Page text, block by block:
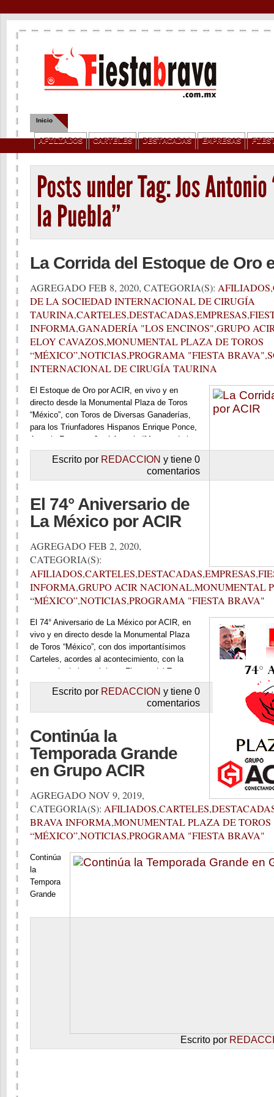
Inicio
AFILIADOS CARTELES DESTACADAS EMPRESAS
La Corrida del Estoque de Oro
AGREGADO FEB 8, 2020, CATEGORIA(S): AFILIADOS,
DE LA SOCIEDAD INTERNACIONAL DE CIRUGÍA
TAURINA,CARTELES,DESTACADAS,EMPRESAS,
INFORMA,GANADERÍA "LOS ENCINOS",GRUPO
ELOY CAVAZOS,MONUMENTAL PLAZA DE TOROS
“MÉXICO”,NOTICIAS,PROGRAMA "FIESTA BRAVA",
INTERNACIONAL DE CIRUGÍA TAURINA
El Estoque de Oro por ACIR, en vivo y en
directo desde la Monumental Plaza de Toros
“México”, con Toros de Diversas Ganaderías,
para los Triunfadores Hispanos Enrique Ponce,
Antonio Ferrera y José Antonio “Morante de la
Puebla”, alternando con los Triunfadores
Mexicanos José Mauricio, Joselito Adame y
Luis David, a beneficio de la Asociación
Rejoneadores y Similares, para asegurar la
atención Médica, y los servicios que
proporciona a sus agremiados.
Escrito por REDACCION y tiene 0
comentarios
El 74° Aniversario de
La México por ACIR
AGREGADO FEB 2, 2020,
CATEGORIA(S):
AFILIADOS,CARTELES,DESTACADAS,EMPRESAS,
INFORMA,GRUPO ACIR NACIONAL,MONUMENTAL
“MÉXICO”,NOTICIAS,PROGRAMA "FIESTA BRAVA"
El 74° Aniversario de La México por ACIR, en
vivo y en directo desde la Monumental Plaza
de Toros “México”, con dos importantísimos
Carteles, acordes al acontecimiento, con la
presencia de las máximas Figuras del Toreo
Mundial, los días 3 y 5 de Febrero, en punto de
las 16:20 horas (-6 GMT), con la Imagen
Taurina de Grupo ACIR, por Radio Felicidad
Escrito por REDACCION y tiene 0
comentarios
Continúa la
Temporada Grande
en Grupo ACIR
AGREGADO NOV 9, 2019,
CATEGORIA(S): AFILIADOS,CARTELES,
BRAVA INFORMA,MONUMENTAL PLAZA DE TOROS
“MÉXICO”,NOTICIAS,PROGRAMA "FIESTA BRAVA"
Continúa
la
Temporada
Grande
Grupo
Escrito por